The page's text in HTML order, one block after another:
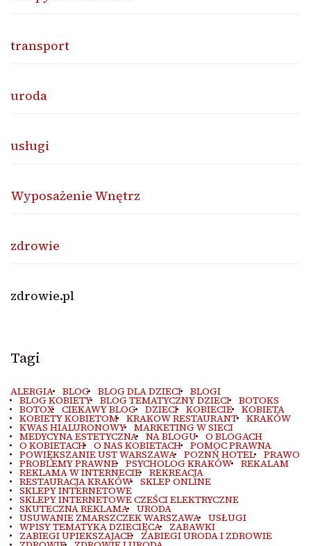
transport
uroda
usługi
Wyposażenie Wnętrz
zdrowie
zdrowie.pl
Tagi
ALERGIA BLOG BLOG DLA DZIECI BLOGI
BLOG KOBIETY BLOG TEMATYCZNY DZIECI BOTOKS
BOTOX CIEKAWY BLOG DZIECI KOBIECIE KOBIETA
KOBIETY KOBIETOM KRAKOW RESTAURANT KRAKÓW
KWAS HIALURONOWY MARKETING W SIECI
MEDYCYNA ESTETYCZNA NA BLOGU O BLOGACH
O KOBIETACH O NAS KOBIETACH POMOC PRAWNA
POWIĘKSZANIE UST WARSZAWA POZNŃ HOTEL PRAWO
PROBLEMY PRAWNE PSYCHOLOG KRAKÓW REKALAM
REKLAMA W INTERNECIE REKREACJA
RESTAURACJA KRAKÓW SKLEP ONLINE
SKLEPY INTERNETOWE
SKLEPY INTERNETOWE CZEŚCI ELEKTRYCZNE
SKUTECZNA REKLAMA URODA
USUWANIE ZMARSZCZEK WARSZAWA USŁUGI
WPISY TEMATYKA DZIECIĘCA ZABAWKI
ZABIEGI UPIEKSZAJACE ZABIEGI URODA I ZDROWIE